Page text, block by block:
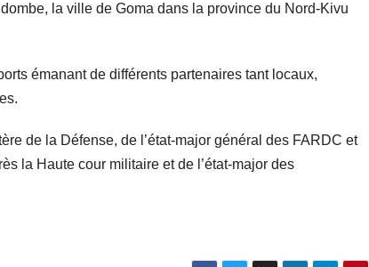
la ville de Goma dans la province du Nord-Kivu
émanant de différents partenaires tant locaux,
de la Défense, de l’état-major général des FARDC et
la Haute cour militaire et de l’état-major des